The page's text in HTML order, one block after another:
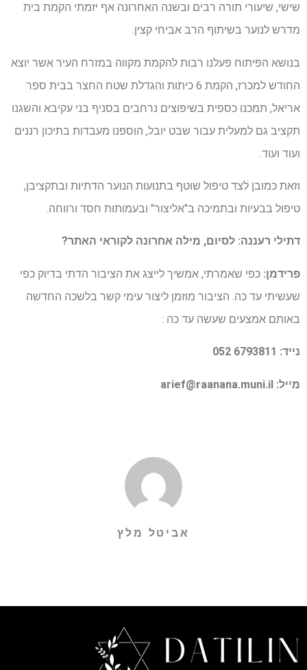
שישי, שיעורי תורה רבים ובשנה האחרונה אף יזמתי הקמת בית
מדרש לנוער בשיתוף הרב אביחי קצין.
בנושא הפיתוח פעלנו רבות להקמת מקווה במזרח העיר אשר יוצא
החודש למכרז, הקמת 6 כיתות והגדלת שטח החצר בבית ספר
אריאל, תמכנו כספית בשיפוצים נרחבים בסניף בני עקיבא והשגנו
תקציב גם למעלית עבור שבט יובל, הוספנו מעבדות בתיכון רננים
ועוד ועוד.
וזאת כמובן לצד טיפול שוטף בתנועות הנוער הדתיות ובתקציבן,
טיפול בבעיות ובתמיכה ב"אליצור" ובעמותות חסד ורווחה.
דתילי רעננה: לסיום, מילה אחרונה לקוראי האתר?
פרידמן: כפי שאמרתי, אמשיך לייצג את הציבור הדתי בדיוק כפי
שעשיתי עד כה. הציבור מוזמן ליצור עימי קשר בלשכה החדשה
באותם אמצעים שעשה עד כה :
נייד: 6793811 052
מייל: arief@raanana.muni.il
אביטל מלץ